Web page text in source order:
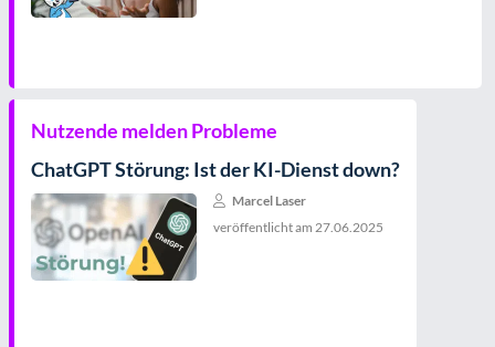
Nutzende melden Probleme
ChatGPT Störung: Ist der KI-Dienst down?
Marcel Laser
veröffentlicht am 27.06.2025